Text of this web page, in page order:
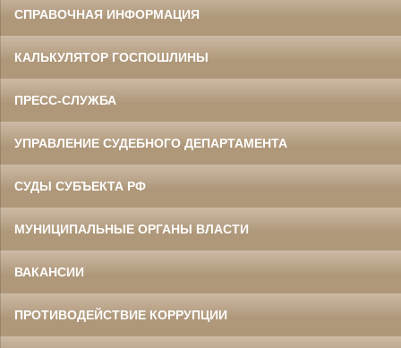
СПРАВОЧНАЯ ИНФОРМАЦИЯ
КАЛЬКУЛЯТОР ГОСПОШЛИНЫ
ПРЕСС-СЛУЖБА
УПРАВЛЕНИЕ СУДЕБНОГО ДЕПАРТАМЕНТА
СУДЫ СУБЪЕКТА РФ
МУНИЦИПАЛЬНЫЕ ОРГАНЫ ВЛАСТИ
ВАКАНСИИ
ПРОТИВОДЕЙСТВИЕ КОРРУПЦИИ